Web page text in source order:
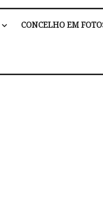
CONCELHO EM